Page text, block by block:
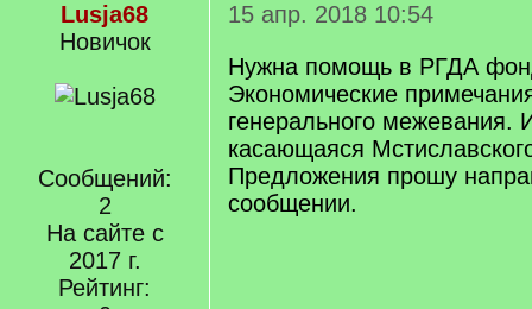
Lusja68
Новичок
Сообщений:
2
На сайте с
2017 г.
Рейтинг:
15 апр. 2018 10:54
Нужна помощь в РГДА
Экономические
генерального межевания.
касающаяся
Предложения прошу
сообщении.